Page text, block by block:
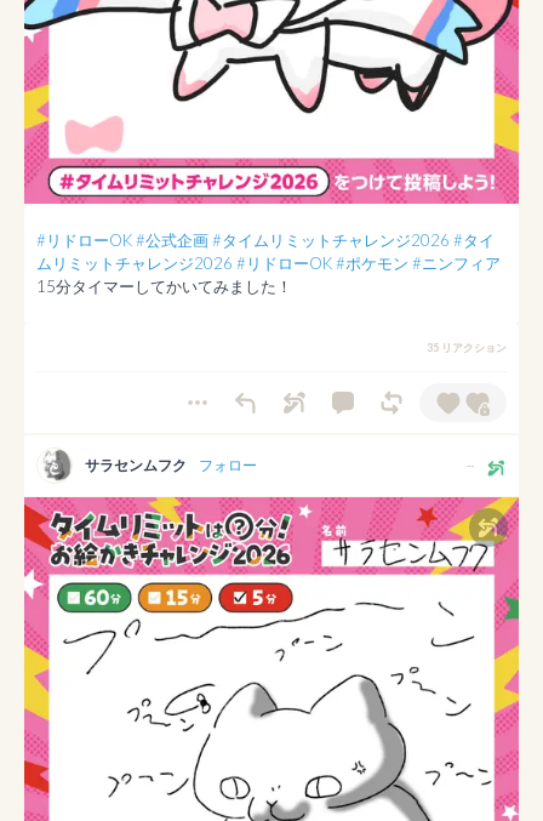
#リドローOK#公式企画#タイムリミットチャレンジ2026 #タイ
ムリミットチャレンジ2026 #リドローOK#ポケモン #ニンフィア
15分タイマーしてかいてみました！
35 リアクション
サラセンムフク フォロー --